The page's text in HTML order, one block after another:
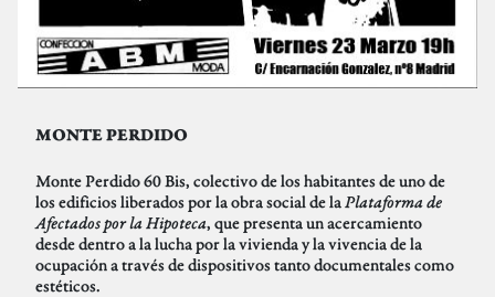
MONTE PERDIDO
Monte Perdido 60 Bis, colectivo de los habitantes de uno de
los edificios liberados por la obra social de la Plataforma de
Afectados por la Hipoteca, que presenta un acercamiento
desde dentro a la lucha por la vivienda y la vivencia de la
ocupación a través de dispositivos tanto documentales como
estéticos.